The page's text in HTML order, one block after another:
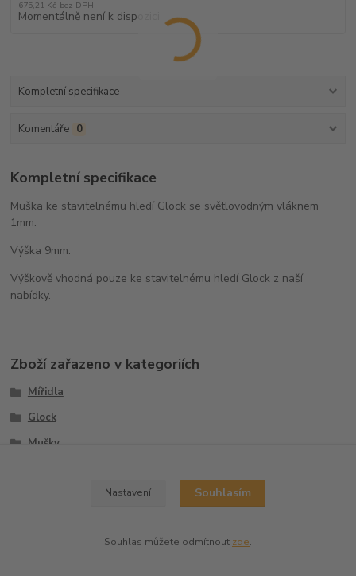
675,21 Kč bez DPH
Momentálně není k dispozici
Kompletní specifikace
Komentáře 0
Kompletní specifikace
Muška ke stavitelnému hledí Glock se světlovodným vláknem
1mm.
Výška 9mm.
Výškově vhodná pouze ke stavitelnému hledí Glock z naší
nabídky.
Zboží zařazeno v kategoriích
Mířidla
Glock
Mušky
Nastavení Souhlasím
Souhlas můžete odmítnout zde.